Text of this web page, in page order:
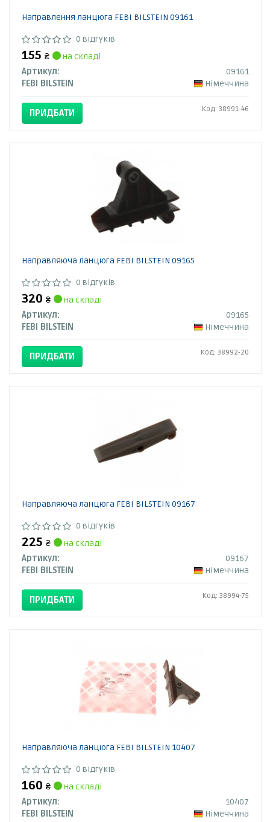
Направлення ланцюга FEBI BILSTEIN 09161
0 відгуків
155 ₴
на складі
Артикул:
09161
FEBI BILSTEIN
Німеччина
ПРИДБАТИ Код: 38991-46
Направляюча ланцюга FEBI BILSTEIN 09165
0 відгуків
320 ₴
на складі
Артикул:
09165
FEBI BILSTEIN
Німеччина
ПРИДБАТИ Код: 38992-20
Направляюча ланцюга FEBI BILSTEIN 09167
0 відгуків
225 ₴
на складі
Артикул:
09167
FEBI BILSTEIN
Німеччина
ПРИДБАТИ Код: 38994-75
Направляюча ланцюга FEBI BILSTEIN 10407
0 відгуків
160 ₴
на складі
Артикул:
10407
FEBI BILSTEIN
Німеччина